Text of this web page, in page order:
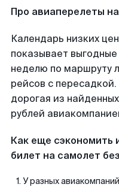
Про авиаперелеты
Календарь низких
показывает
неделю по маршруту
рейсов с
дорогая из
рублей
Как еще сэкономить
билет на самолет
У разных